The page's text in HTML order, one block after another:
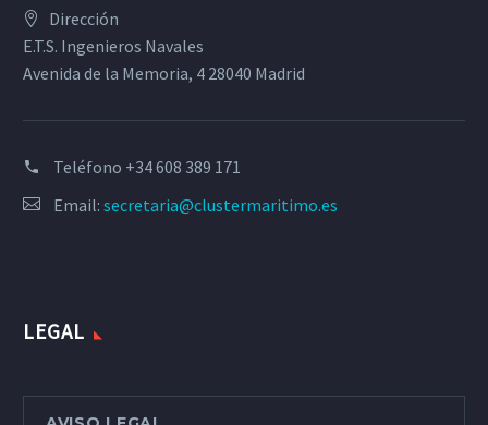
Dirección
E.T.S. Ingenieros Navales
Avenida de la Memoria, 4 28040 Madrid
Teléfono +34 608 389 171
Email: secretaria@clustermaritimo.es
LEGAL